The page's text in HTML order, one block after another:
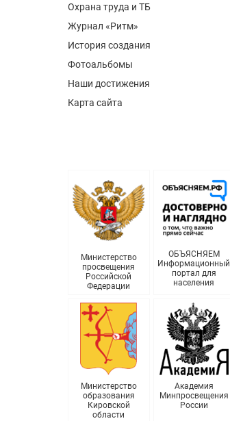
Охрана труда и ТБ
Журнал «Ритм»
История создания
Фотоальбомы
Наши достижения
Карта сайта
Министерство
просвещения
Российской
Федерации
ОБЪЯСНЯЕМ
Информационный
портал для
населения
Министерство
образования
Кировской
области
Академия
Минпросвещения
России